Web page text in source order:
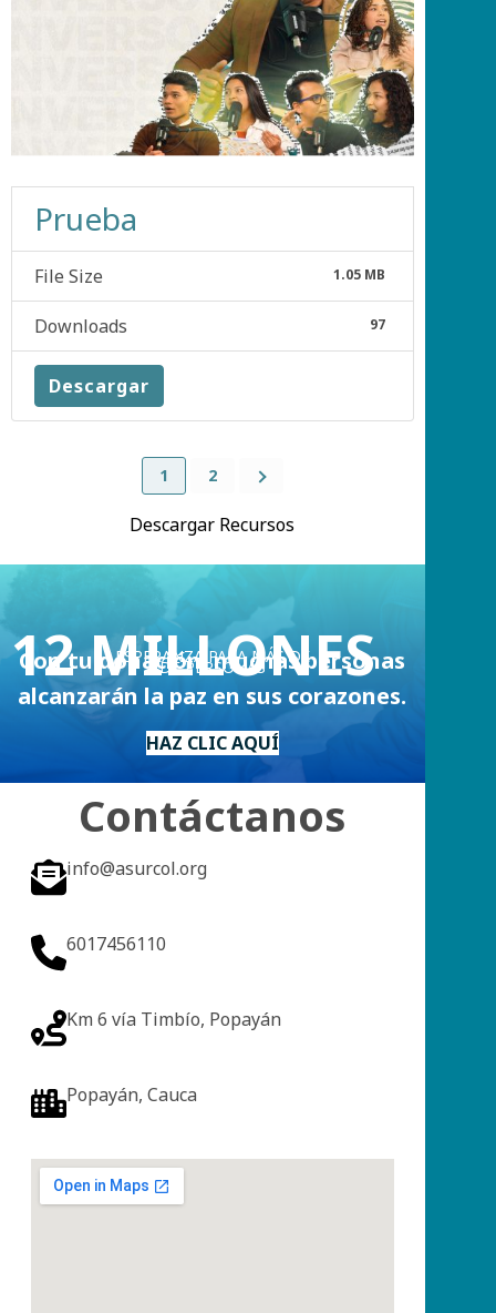
Prueba
File Size 1.05 MB
Downloads 97
Descargar
1 2
Descargar Recursos
ESPERANZA PARA MÁS DE
12 MILLONES
DE PERSONAS
Con tu donación, muchas personas
alcanzarán la paz en sus corazones.
HAZ CLIC AQUÍ
Contáctanos
info@asurcol.org
6017456110
Km 6 vía Timbío, Popayán
Popayán, Cauca